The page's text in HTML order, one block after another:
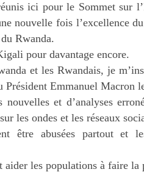
ici pour le Sommet sur
nouvelle fois l’excellence
Rwanda.
pour davantage encore.
et les Rwandais, je
Président Emmanuel Macron
nouvelles et d’analyses
les ondes et les réseaux
être abusées partout et
aider les populations à faire